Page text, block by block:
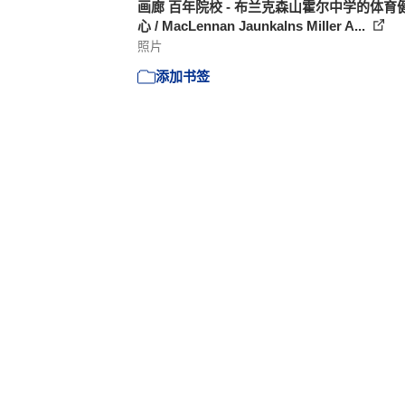
画廊 百年院校 - 布兰克森山霍尔中学的体育
心 / MacLennan Jaunkalns Miller A...
照片
添加书签